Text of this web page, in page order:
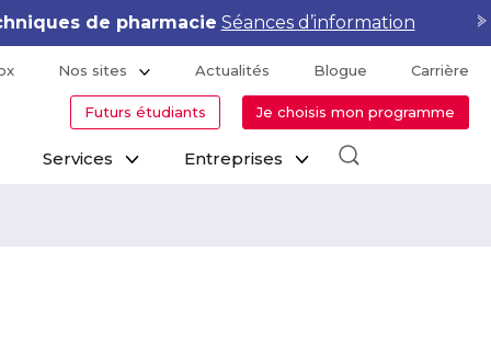
de pharmacie Séances d’information
Nos sites Actualités Blogue Carrière
Futurs étudiants Je choisis mon programme
Services Entreprises